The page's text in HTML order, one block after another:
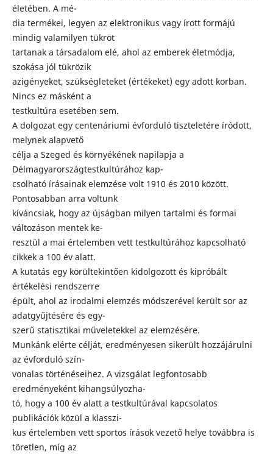
életében. A mé-
dia termékei, legyen az elektronikus vagy írott formájú
mindig valamilyen tükröt
tartanak a társadalom elé, ahol az emberek életmódja,
szokása jól tükrözik
azigényeket, szükségleteket (értékeket) egy adott korban.
Nincs ez másként a
testkultúra esetében sem.
A dolgozat egy centenáriumi évforduló tiszteletére íródott,
melynek alapvető
célja a Szeged és környékének napilapja a
Délmagyarországtestkultúrához kap-
csolható írásainak elemzése volt 1910 és 2010 között.
Pontosabban arra voltunk
kíváncsiak, hogy az újságban milyen tartalmi és formai
változáson mentek ke-
resztül a mai értelemben vett testkultúrához kapcsolható
cikkek a 100 év alatt.
A kutatás egy körültekintően kidolgozott és kipróbált
értékelési rendszerre
épült, ahol az irodalmi elemzés módszerével került sor az
adatgyűjtésére és egy-
szerű statisztikai műveletekkel az elemzésére.
Munkánk elérte célját, eredményesen sikerült hozzájárulni
az évforduló szín-
vonalas történéseihez. A vizsgálat legfontosabb
eredményeként kihangsúlyozha-
tó, hogy a 100 év alatt a testkultúrával kapcsolatos
publikációk közül a klasszi-
kus értelemben vett sportos írások vezető helye továbbra is
töretlen, míg az